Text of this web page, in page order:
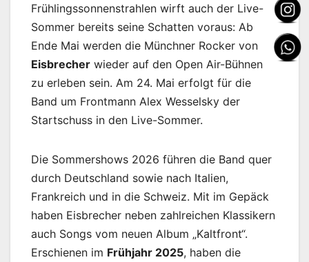
Frühlingssonnenstrahlen wirft auch der Live-
Sommer bereits seine Schatten voraus: Ab
Ende Mai werden die Münchner Rocker von
Eisbrecher wieder auf den Open Air-Bühnen
zu erleben sein. Am 24. Mai erfolgt für die
Band um Frontmann Alex Wesselsky der
Startschuss in den Live-Sommer.
Die Sommershows 2026 führen die Band quer
durch Deutschland sowie nach Italien,
Frankreich und in die Schweiz. Mit im Gepäck
haben Eisbrecher neben zahlreichen Klassikern
auch Songs vom neuen Album „Kaltfront“.
Erschienen im Frühjahr 2025, haben die